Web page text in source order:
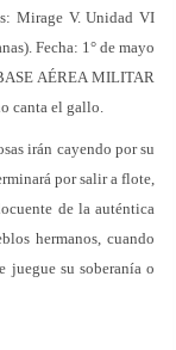
Mirage V. Unidad VI
Fecha: 1° de mayo
AÉREA MILITAR
canta el gallo.
irán cayendo por su
por salir a flote,
de la auténtica
hermanos, cuando
juegue su soberanía o